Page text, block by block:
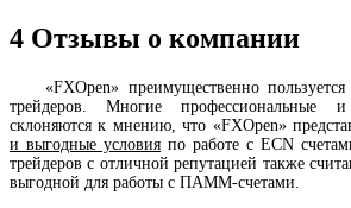
4 Отзывы о компании
«FXOpen» преимущественно
трейдеров. Многие профессиональные
склоняются к мнению, что «FXOpen»
и выгодные условия по работе с ECN
трейдеров с отличной репутацией также
выгодной для работы с ПАММ-счетами.